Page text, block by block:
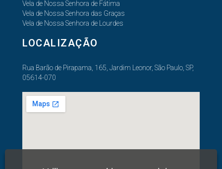
Vela de Nossa Senhora de Fátima
Vela de Nossa Senhora das Graças
Vela de Nossa Senhora de Lourdes
LOCALIZAÇÃO
Rua Barão de Pirapama, 165, Jardim Leonor, São Paulo, SP,
05614-070